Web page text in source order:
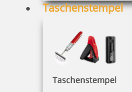
Taschenstempel
Taschenstempel
Reiner Farbkissen